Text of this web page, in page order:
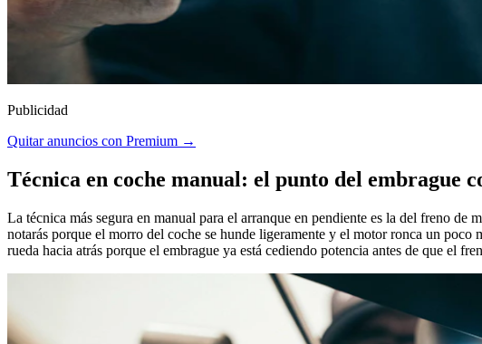
Publicidad
Quitar anuncios con Premium →
Técnica en coche manual: el punto del embrague
La técnica más segura en manual para el arranque en pendiente es la del freno
notarás porque el morro del coche se hunde ligeramente y el motor ronca un
rueda hacia atrás porque el embrague ya está cediendo potencia antes de que el